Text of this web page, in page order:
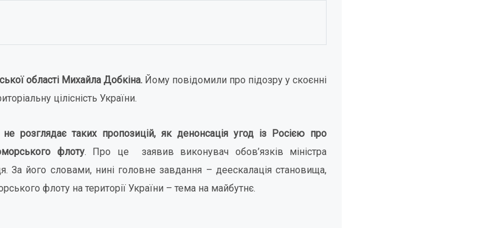
області Михайла Добкіна. Йому повідомили про підозру у скоєнні
цілісність України.
розглядає таких пропозицій, як денонсація угод із Росією про
флоту. Про це заявив виконувач обов’язків міністра
За його словами, нині головне завдання – деескалація становища,
флоту на території України – тема на майбутнє.